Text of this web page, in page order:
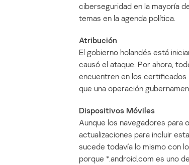
ciberseguridad en la mayoría
temas en la agenda política.
Atribución
El gobierno holandés está
causó el ataque. Por ahora,
encuentren en los certificados
que una operación
Dispositivos Móviles
Aunque los navegadores
actualizaciones para incluir
sucede todavía lo mismo con
porque *.android.com es uno